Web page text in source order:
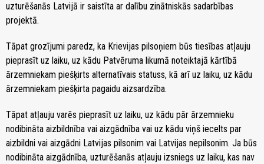
uzturēšanās Latvijā ir saistīta ar dalību zinātniskās sadarbības
projektā.
Tāpat grozījumi paredz, ka Krievijas pilsoņiem būs tiesības atļauju
pieprasīt uz laiku, uz kādu Patvēruma likumā noteiktajā kārtībā
ārzemniekam piešķirts alternatīvais statuss, kā arī uz laiku, uz kādu
ārzemniekam piešķirta pagaidu aizsardzība.
Tāpat atļauju varēs pieprasīt uz laiku, uz kādu pār ārzemnieku
nodibināta aizbildnība vai aizgādnība vai uz kādu viņš iecelts par
aizbildni vai aizgādni Latvijas pilsonim vai Latvijas nepilsonim. Ja būs
nodibināta aizgādnība, uzturēšanās atļauju izsniegs uz laiku, kas nav